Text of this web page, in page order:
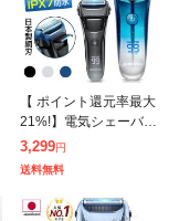
【 ポイント還元率最大
21%!】電気シェーバー
メンズシェーバー シェ
ーバー 髭剃り 急速充電
量表示
3,299円
送料無料